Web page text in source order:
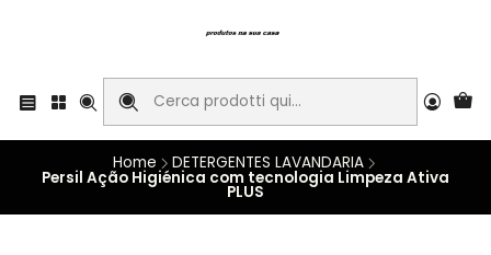
Home DETERGENTES LAVANDARIA
Persil Ação Higiénica com tecnologia Limpeza Ativa
PLUS